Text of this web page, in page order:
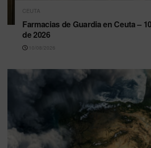
CEUTA
Farmacias de Guardia en Ceuta –
de 2026
10/08/2026